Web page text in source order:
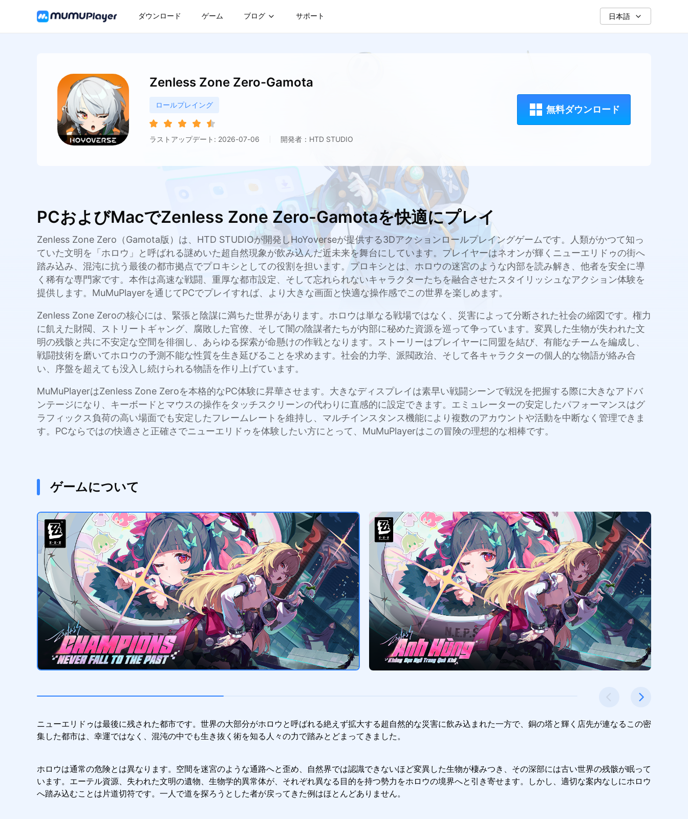
ダウンロード ゲーム ブログ サポート 日本語
Zenless Zone Zero-Gamota
ロールプレイング
ラストアップデート: 2026-07-06 開発者：HTD STUDIO
無料ダウンロード
PCおよびMacでZenless Zone Zero-Gamotaを快適にプレイ
Zenless Zone Zero（Gamota版）は、HTD STUDIOが開発しHoYoverseが提供する3Dアクションロールプレイングゲームです。人類がかつて知っ
ていた文明を「ホロウ」と呼ばれる謎めいた超自然現象が飲み込んだ近未来を舞台にしています。プレイヤーはネオンが輝くニューエリドゥの街へ
踏み込み、混沌に抗う最後の都市拠点でプロキシとしての役割を担います。プロキシとは、ホロウの迷宮のような内部を読み解き、他者を安全に導
く稀有な専門家です。本作は高速な戦闘、重厚な都市設定、そして忘れられないキャラクターたちを融合させたスタイリッシュなアクション体験を
提供します。MuMuPlayerを通じてPCでプレイすれば、より大きな画面と快適な操作感でこの世界を楽しめます。
Zenless Zone Zeroの核心には、緊張と陰謀に満ちた世界があります。ホロウは単なる戦場ではなく、災害によって分断された社会の縮図です。権力
に飢えた財閥、ストリートギャング、腐敗した官僚、そして闇の陰謀者たちが内部に秘めた資源を巡って争っています。変異した生物が失われた文
明の残骸と共に不安定な空間を徘徊し、あらゆる探索が命懸けの作戦となります。ストーリーはプレイヤーに同盟を結び、有能なチームを編成し、
戦闘技術を磨いてホロウの予測不能な性質を生き延びることを求めます。社会的力学、派閥政治、そして各キャラクターの個人的な物語が絡み合
い、序盤を超えても没入し続けられる物語を作り上げています。
MuMuPlayerはZenless Zone Zeroを本格的なPC体験に昇華させます。大きなディスプレイは素早い戦闘シーンで戦況を把握する際に大きなアドバ
ンテージになり、キーボードとマウスの操作をタッチスクリーンの代わりに直感的に設定できます。エミュレーターの安定したパフォーマンスはグ
ラフィックス負荷の高い場面でも安定したフレームレートを維持し、マルチインスタンス機能により複数のアカウントや活動を中断なく管理できま
す。PCならではの快適さと正確さでニューエリドゥを体験したい方にとって、MuMuPlayerはこの冒険の理想的な相棒です。
ゲームについて
ニューエリドゥは最後に残された都市です。世界の大部分がホロウと呼ばれる絶えず拡大する超自然的な災害に飲み込まれた一方で、銅の塔と輝く店先が連なるこの密
集した都市は、幸運ではなく、混沌の中でも生き抜く術を知る人々の力で踏みとどまってきました。
ホロウは通常の危険とは異なります。空間を迷宮のような通路へと歪め、自然界では認識できないほど変異した生物が棲みつき、その深部には古い世界の残骸が眠って
います。エーテル資源、失われた文明の遺物、生物学的異常体が、それぞれ異なる目的を持つ勢力をホロウの境界へと引き寄せます。しかし、適切な案内なしにホロウ
へ踏み込むことは片道切符です。一人で道を探ろうとした者が戻ってきた例はほとんどありません。